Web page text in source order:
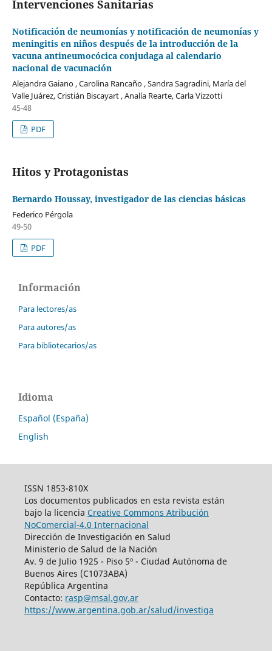
Intervenciones Sanitarias
Notificación de neumonías y notificación de neumonías y
meningitis en niños después de la introducción de la
vacuna antineumocócica conjudaga al calendario
nacional de vacunación
Alejandra Gaiano , Carolina Rancaño , Sandra Sagradini, María del
Valle Juárez, Cristián Biscayart , Analía Rearte, Carla Vizzotti
45-48
PDF
Hitos y Protagonistas
Bernardo Houssay, investigador de las ciencias básicas
Federico Pérgola
49-50
PDF
Información
Para lectores/as
Para autores/as
Para bibliotecarios/as
Idioma
Español (España)
English
ISSN 1853-810X
Los documentos publicados en esta revista están
bajo la licencia Creative Commons Atribución
NoComercial-4.0 Internacional
Dirección de Investigación en Salud
Ministerio de Salud de la Nación
Av. 9 de Julio 1925 - Piso 5º - Ciudad Autónoma de
Buenos Aires (C1073ABA)
República Argentina
Contacto: rasp@msal.gov.ar
https://www.argentina.gob.ar/salud/investiga